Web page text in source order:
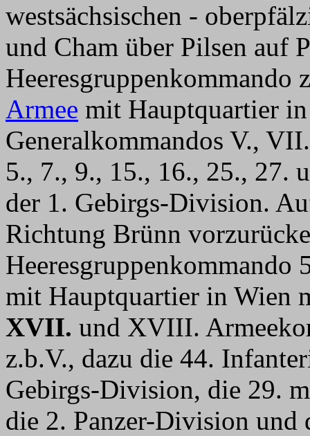
westsächsischen -
und Cham über Pilsen auf
Armee mit Hauptquartier in
Generalkommandos V.,
5., 7., 9., 15., 16., 25., 27.
der 1. Gebirgs-Division.
Richtung Brünn
Heeresgruppenkommando
mit Hauptquartier in Wien
XVII. und XVIII.
z.b.V., dazu die 44.
Gebirgs-Division, die 29.
die 2. Panzer-Division